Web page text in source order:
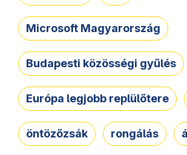
Microsoft Magyarország
Budapesti közösségi gyűlés
Európa legjobb replülőtere
öntözőzsák rongálás